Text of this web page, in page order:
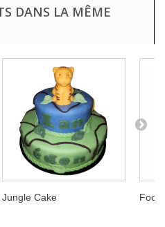
DANS LA MÊME
Jungle Cake Foot